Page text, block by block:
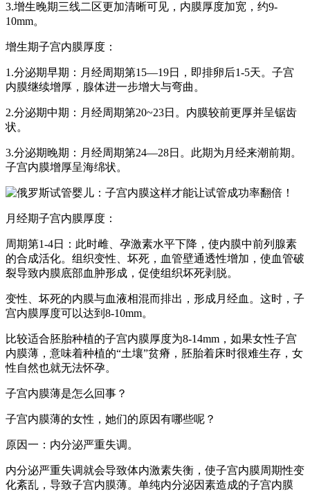
3.增生晚期三线二区更加清晰可见，内膜厚度加宽，约9-
10mm。
增生期子宫内膜厚度：
1.分泌期早期：月经周期第15—19日，即排卵后1-5天。子宫
内膜继续增厚，腺体进一步增大与弯曲。
2.分泌期中期：月经周期第20~23日。内膜较前更厚并呈锯齿
状。
3.分泌期晚期：月经周期第24—28日。此期为月经来潮前期。
子宫内膜增厚呈海绵状。
月经期子宫内膜厚度：
周期第1-4日：此时雌、孕激素水平下降，使内膜中前列腺素
的合成活化。组织变性、坏死，血管壁通透性增加，使血管破
裂导致内膜底部血肿形成，促使组织坏死剥脱。
变性、坏死的内膜与血液相混而排出，形成月经血。这时，子
宫内膜厚度可以达到8-10mm。
比较适合胚胎种植的子宫内膜厚度为8-14mm，如果女性子宫
内膜薄，意味着种植的“土壤”贫瘠，胚胎着床时很难生存，女
性自然也就无法怀孕。
子宫内膜薄是怎么回事？
子宫内膜薄的女性，她们的原因有哪些呢？
原因一：内分泌严重失调。
内分泌严重失调就会导致体内激素失衡，使子宫内膜周期性变
化紊乱，导致子宫内膜薄。单纯内分泌因素造成的子宫内膜